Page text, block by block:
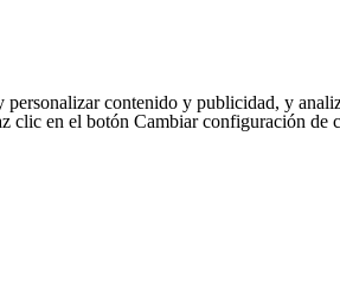
personalizar contenido y publicidad, y
clic en el botón Cambiar configuración de